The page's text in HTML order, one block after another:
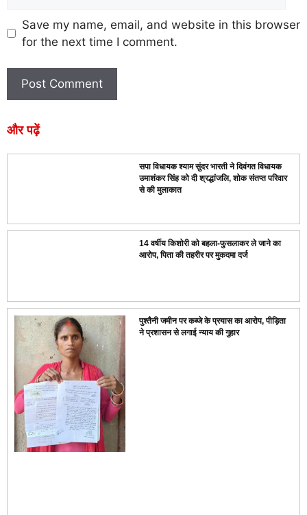
Save my name, email, and website in this browser
for the next time I comment.
और पढ़ें
सपा विधायक श्याम सुंदर भारती ने दिवंगत विधायक
उमाशंकर सिंह को दी श्रद्धांजलि, शोक संतप्त परिवार
से की मुलाकात
14 वर्षीय किशोरी को बहला-फुसलाकर ले जाने का
आरोप, पिता की तहरीर पर मुकदमा दर्ज
पुश्तैनी जमीन पर कब्जे के प्रयास का आरोप, पीड़िता
ने प्रशासन से लगाई न्याय की गुहार